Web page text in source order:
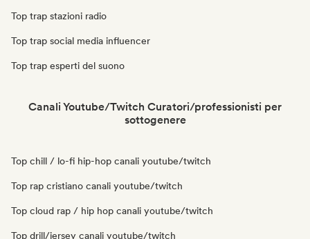
Top trap stazioni radio
Top trap social media influencer
Top trap esperti del suono
Canali Youtube/Twitch Curatori/professionisti per
sottogenere
Top chill / lo-fi hip-hop canali youtube/twitch
Top rap cristiano canali youtube/twitch
Top cloud rap / hip hop canali youtube/twitch
Top drill/jersey canali youtube/twitch